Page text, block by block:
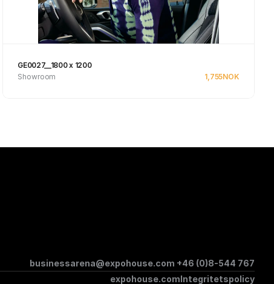
GE0027__1800 x 1200
Showroom
1,755NOK
businessarena@expohouse.com +46 (0)8-544 767
expohouse.comIntegritetspolicy